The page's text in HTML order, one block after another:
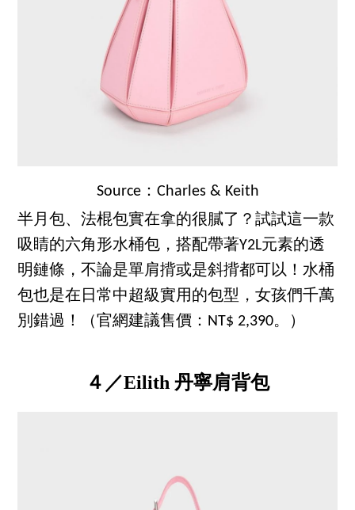
Source：Charles & Keith
半月包、法棍包實在拿的很膩了？試試這一款
吸睛的六角形水桶包，搭配帶著Y2L元素的透
明鏈條，不論是單肩揹或是斜揹都可以！水桶
包也是在日常中超級實用的包型，女孩們千萬
別錯過！（官網建議售價：NT$ 2,390。）
４／Eilith 丹寧肩背包